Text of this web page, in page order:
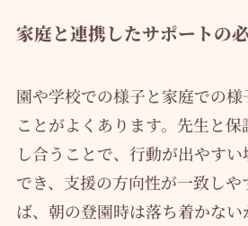
家庭と連携したサポートの
園や学校での様子と家庭での
ことがよくあります。先生と
し合うことで、行動が出やす
でき、支援の方向性が一致しや
ば、朝の登園時は落ち着かな